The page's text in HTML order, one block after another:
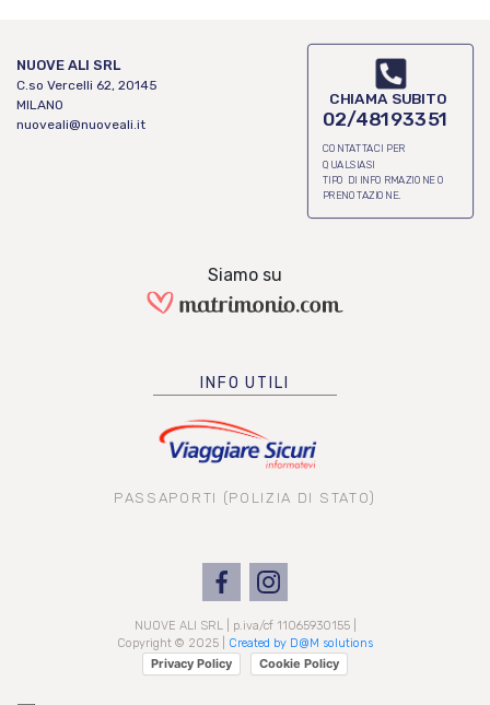
NUOVE ALI SRL
C.so Vercelli 62, 20145
MILANO
nuoveali@nuoveali.it
CHIAMA SUBITO
02/48193351
CONTATTACI PER
QUALSIASI
TIPO DI INFORMAZIONE O
PRENOTAZIONE.
Siamo su
INFO UTILI
PASSAPORTI (POLIZIA DI STATO)
NUOVE ALI SRL | p.iva/cf 11065930155 |
Copyright © 2025 | Created by D@M solutions
Privacy Policy Cookie Policy